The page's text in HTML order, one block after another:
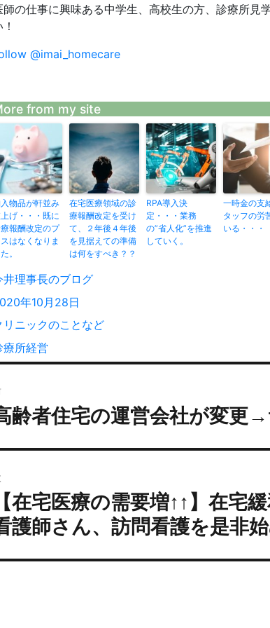
師の仕事に興味ある中学生、高校生の方、診療所見
@imai_homecare
from my site
物品が軒並み
げ・・・既に
報酬改定のプ
はなくなりま
。
在宅医療領域の診
療報酬改定を受け
て、２年後４年後
を見据えての準備
は何をすべき？？
RPA導入決
定・・・業務
の”省人化”を推進
していく。
一時金の支
タッフの労
いる・・・
井理事長のブログ
年10月28日
リニックのことなど
療所経営
齢者住宅の運営会社が変更→
在宅医療の需要増↑↑】在宅
護師さん、訪問看護を是非